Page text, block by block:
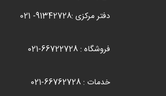
دفتر مرکزی :91342728- 021
فروشگاه : 66722728-021
خدمات : 66762728-021